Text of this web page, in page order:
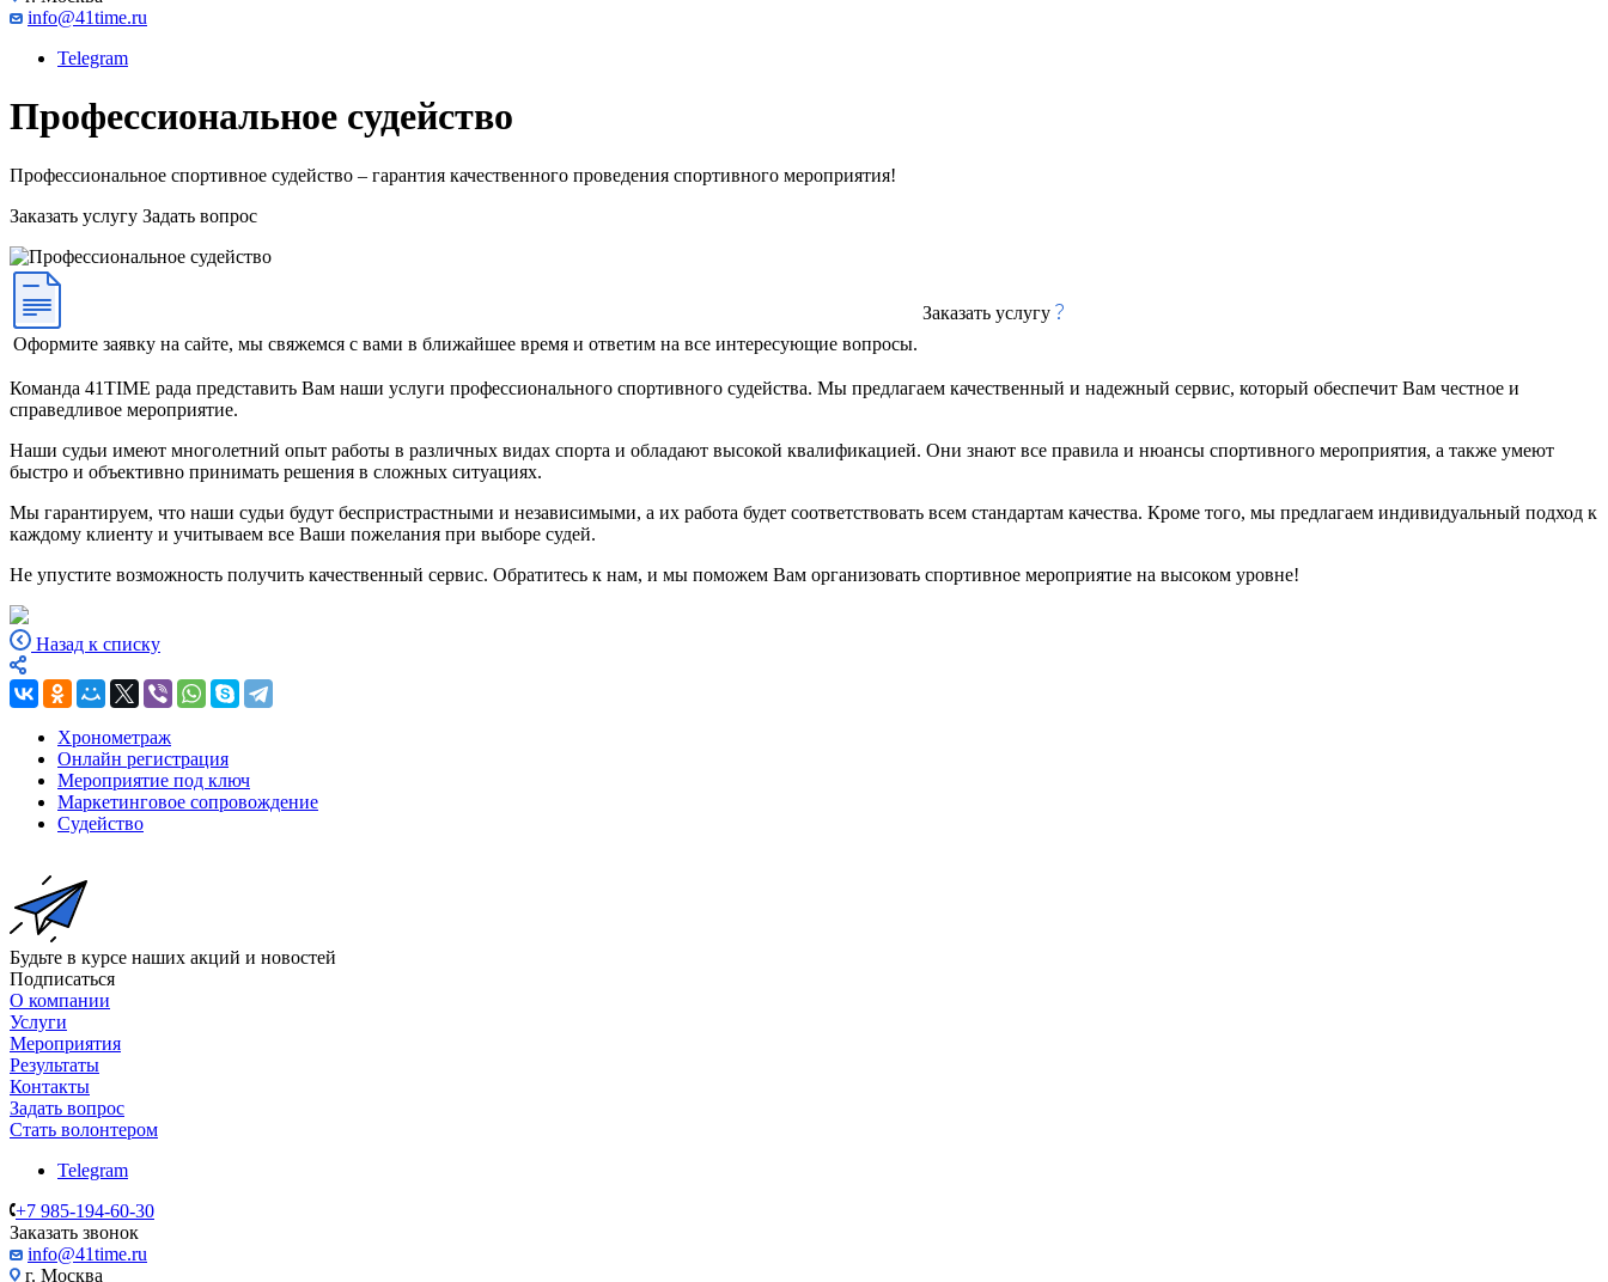
info@41time.ru
Telegram
Профессиональное судейство
Профессиональное спортивное судейство – гарантия качественного проведения спортивного мероприятия!
Заказать услугу Задать вопрос
Оформите заявку на сайте, мы свяжемся с вами в ближайшее время и ответим на все интересующие вопросы.
Заказать услугу
Команда 41TIME рада представить Вам наши услуги профессионального спортивного судейства. Мы предлагаем качественный и надежный сервис, который обеспечит Вам честное и
справедливое мероприятие.
Наши судьи имеют многолетний опыт работы в различных видах спорта и обладают высокой квалификацией. Они знают все правила и нюансы спортивного мероприятия, а также умеют
быстро и объективно принимать решения в сложных ситуациях.
Мы гарантируем, что наши судьи будут беспристрастными и независимыми, а их работа будет соответствовать всем стандартам качества. Кроме того, мы предлагаем индивидуальный подход к
каждому клиенту и учитываем все Ваши пожелания при выборе судей.
Не упустите возможность получить качественный сервис. Обратитесь к нам, и мы поможем Вам организовать спортивное мероприятие на высоком уровне!
Назад к списку
Хронометраж
Онлайн регистрация
Мероприятие под ключ
Маркетинговое сопровождение
Судейство
Будьте в курсе наших акций и новостей
Подписаться
О компании
Услуги
Мероприятия
Результаты
Контакты
Задать вопрос
Стать волонтером
Telegram
+7 985-194-60-30
Заказать звонок
info@41time.ru
г. Москва